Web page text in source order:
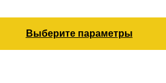
Выберите параметры